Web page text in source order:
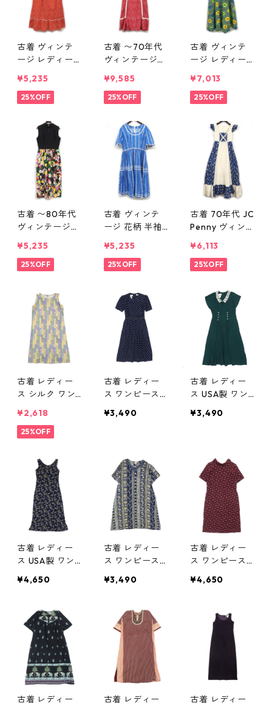
古着 ヴィンテ
ージ レディー
花柄 総柄 表
記：-- gd406
¥5,235
25%OFF
古着 〜70年代
ヴィンテージ
ンピース 総柄
レッド 表記：-
w50730
¥9,585
25%OFF
古着 ヴィンテ
ージ レディー
ック ワンピー
ス 総柄 表記：-
w50730
¥7,013
25%OFF
古着 〜80年代
ヴィンテージ
ースリーブ ワ
ンピース ブラ
記：16 gd406
835n w50730
¥5,235
25%OFF
古着 ヴィンテ
ージ 花柄 半袖
ディース ブル
ー 表記：-- g
¥5,235
25%OFF
古着 70年代 JC
Penny ヴィンテ
ヨン ノースリ
ーブ ワンピー
表記：7 gd40
6556n w50704
¥6,113
25%OFF
古着 レディー
ス シルク ワン
ルチカラー サ
イズ表記：L g
¥2,618
25%OFF
古着 レディー
ス ワンピース
ビーベース サ
¥3,490
古着 レディー
ス USA製 ワン
リーン ビンテ
¥3,490
古着 レディー
ス USA製 ワン
リーブ 花柄 ネ
サイズ表記：6
gd76388
¥4,650
古着 レディー
ス ワンピース
ビーベース サ
gd76387 OW0
¥3,490
古着 レディー
ス ワンピース
ンレッドベース
イズ表記：--
gd76331 OW0
¥4,650
古着 レディー
古着 レディー
古着 レディー